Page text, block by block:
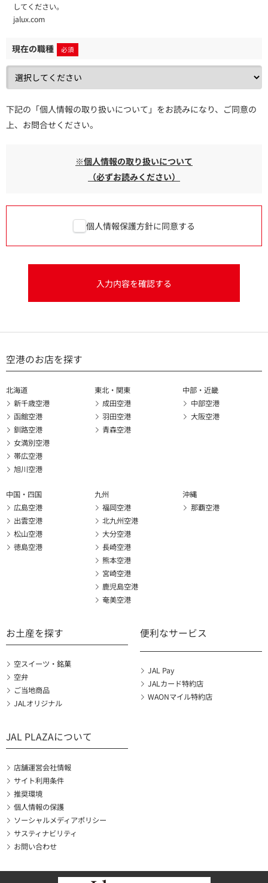
してください。
jalux.com
現在の職種
下記の「個人情報の取り扱いについて」をお読みになり、ご同意の
上、お問合せください。
※個人情報の取り扱いについて
（必ずお読みください）
個人情報保護方針に同意する
入力内容を確認する
空港のお店を探す
北海道
新千歳空港
函館空港
釧路空港
女満別空港
帯広空港
旭川空港
東北・関東
成田空港
羽田空港
青森空港
中部・近畿
中部空港
大阪空港
中国・四国
広島空港
出雲空港
松山空港
徳島空港
九州
福岡空港
北九州空港
大分空港
長崎空港
熊本空港
宮崎空港
鹿児島空港
奄美空港
沖縄
那覇空港
お土産を探す
空スイーツ・銘菓
空弁
ご当地商品
JALオリジナル
便利なサービス
JAL Pay
JALカード特約店
WAONマイル特約店
JAL PLAZAについて
店舗運営会社情報
サイト利用条件
推奨環境
個人情報の保護
ソーシャルメディアポリシー
サスティナビリティ
お問い合わせ